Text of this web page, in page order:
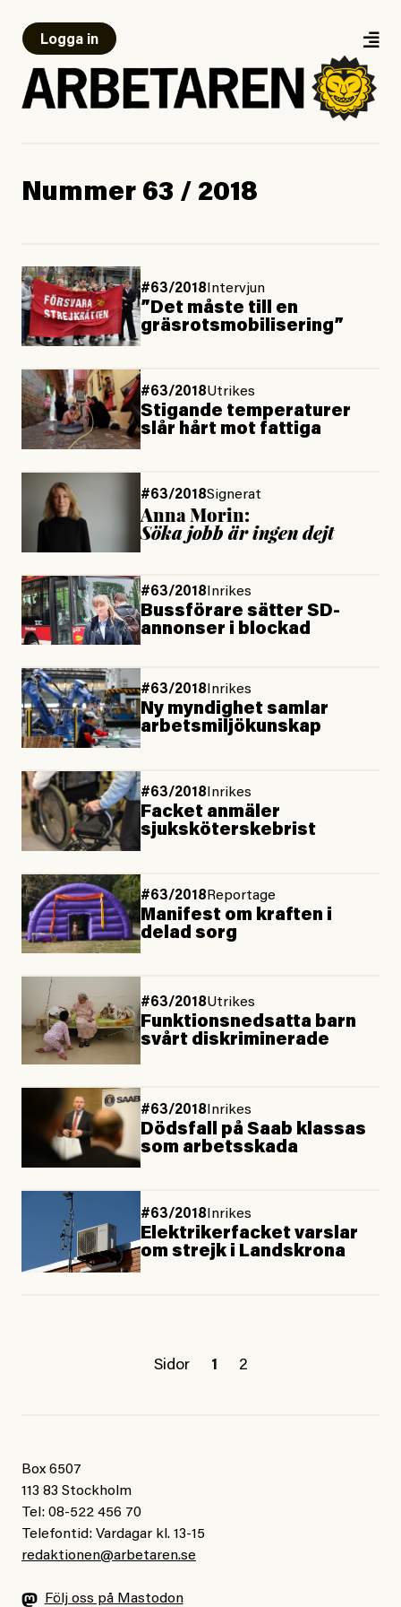
Logga in
Nummer 63 / 2018
#63/2018 Intervjun
”Det måste till en
gräsrotsmobilisering”
#63/2018Utrikes
Stigande temperaturer
slår hårt mot fattiga
#63/2018Signerat
Anna Morin:
Söka jobb är ingen dejt
#63/2018Inrikes
Bussförare sätter SD-
annonser i blockad
#63/2018Inrikes
Ny myndighet samlar
arbetsmiljökunskap
#63/2018 Inrikes
Facket anmäler
sjuksköterskebrist
#63/2018 Reportage
Manifest om kraften i
delad sorg
#63/2018Utrikes
Funktionsnedsatta barn
svårt diskriminerade
#63/2018 Inrikes
Dödsfall på Saab klassas
som arbetsskada
#63/2018 Inrikes
Elektrikerfacket varslar
om strejk i Landskrona
Sidor 1 2
Box 6507
113 83 Stockholm
Tel: 08-522 456 70
Telefontid: Vardagar kl. 13-15
redaktionen@arbetaren.se
Följ oss på Mastodon